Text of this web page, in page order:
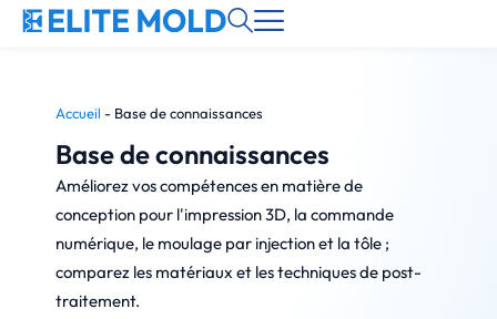
Accueil - Base de connaissances
Base de connaissances
Améliorez vos compétences en matière de
conception pour l'impression 3D, la commande
numérique, le moulage par injection et la tôle ;
comparez les matériaux et les techniques de post-
traitement.